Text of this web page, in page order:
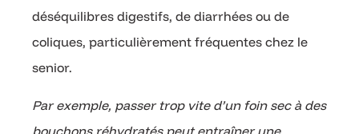
déséquilibres digestifs, de diarrhées ou de
coliques, particulièrement fréquentes chez le
senior.
Par exemple, passer trop vite d’un foin sec à des
bouchons réhydratés peut entraîner une